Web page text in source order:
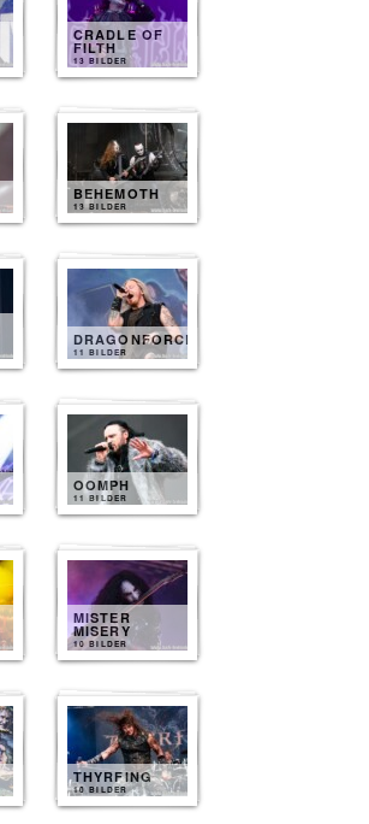
CRADLE OF
FILTH
13 BILDER
BEHEMOTH
13 BILDER
DRAGONFORCE
11 BILDER
OOMPH
11 BILDER
MISTER
MISERY
10 BILDER
THYRFING
10 BILDER